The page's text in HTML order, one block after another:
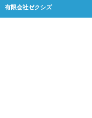
有限会社ゼクシズ